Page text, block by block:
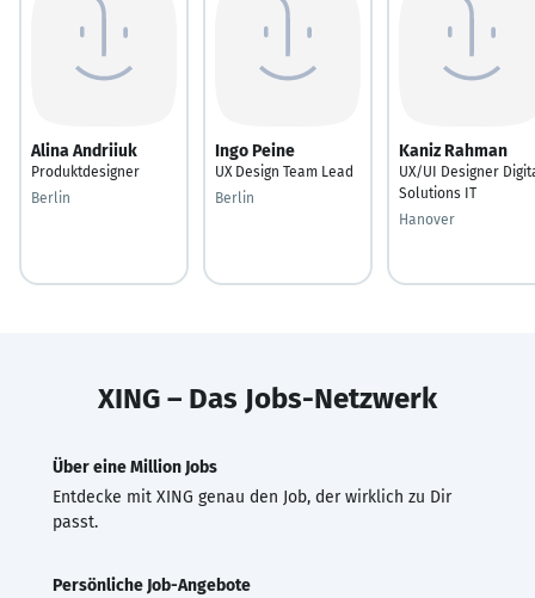
Alina Andriiuk
Produktdesigner
Berlin
Ingo Peine
UX Design Team Lead
Berlin
Kaniz Rahman
UX/UI Designer
Solutions IT
Hanover
XING – Das Jobs-Netzwerk
Über eine Million Jobs
Entdecke mit XING genau den Job, der wirklich zu Dir
passt.
Persönliche Job-Angebote